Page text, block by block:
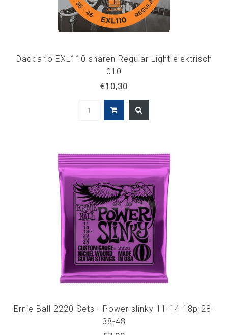
Daddario EXL110 snaren Regular Light elektrisch
010
€10,30
Ernie Ball 2220 Sets - Power slinky 11-14-18p-28-
38-48